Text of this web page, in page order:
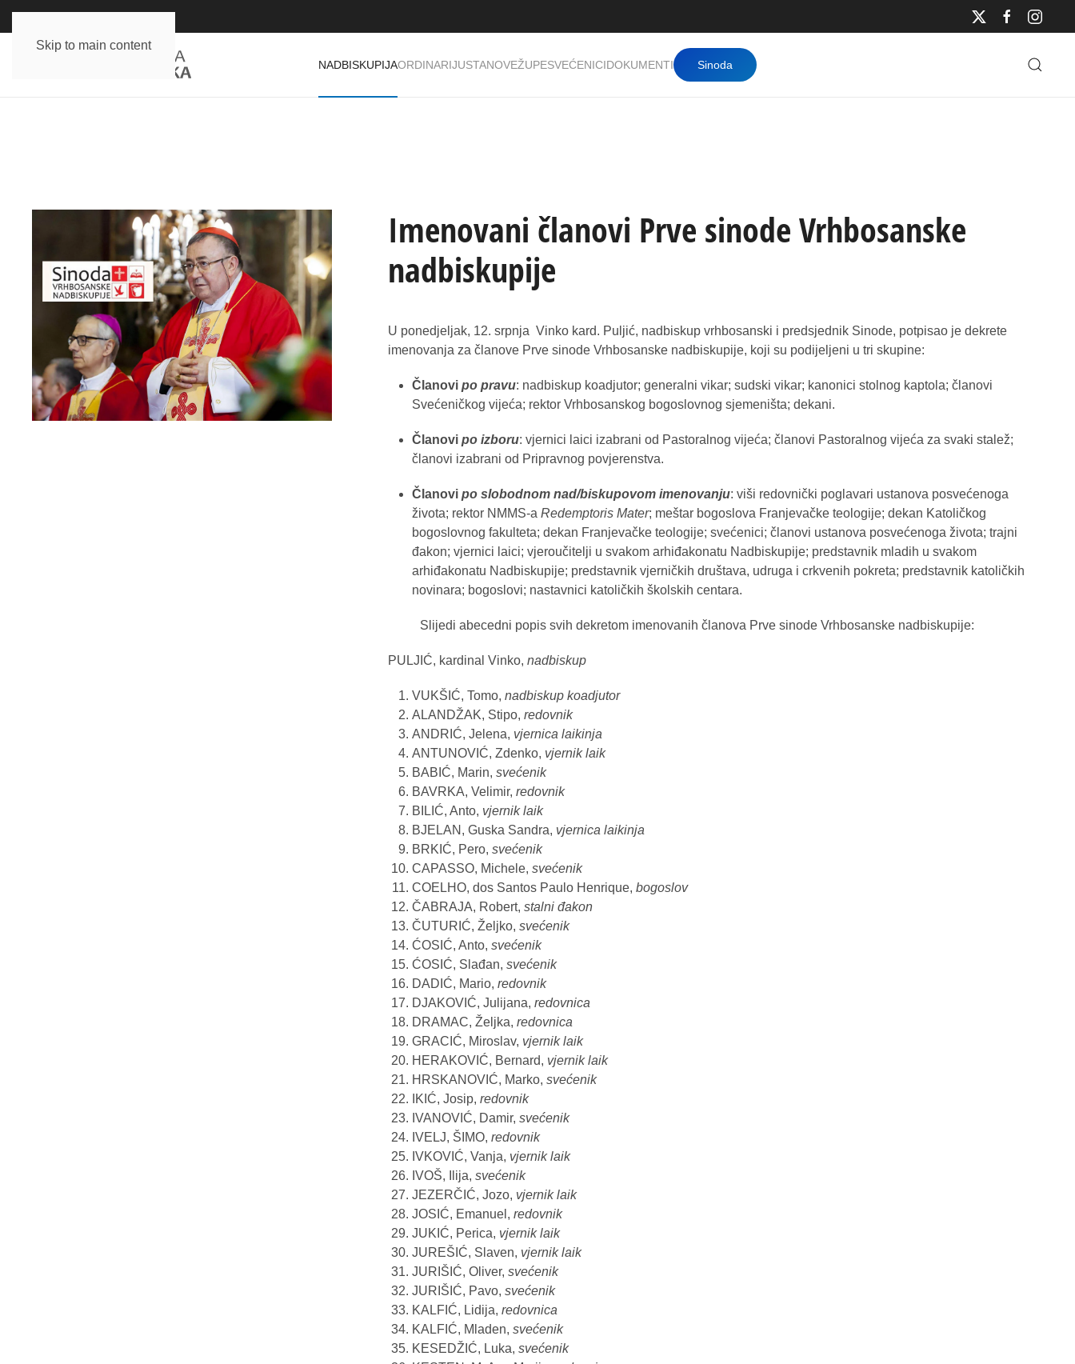
Skip to main content
NADBISKUPIJAORDINARIJUSTANOVEŽUPESVEĆENICIDOKUMENTI Sinoda
Imenovani članovi Prve sinode Vrhbosanske
nadbiskupije
U ponedjeljak, 12. srpnja Vinko kard. Puljić, nadbiskup vrhbosanski i predsjednik Sinode, potpisao je dekrete
imenovanja za članove Prve sinode Vrhbosanske nadbiskupije, koji su podijeljeni u tri skupine:
Članovi po pravu: nadbiskup koadjutor; generalni vikar; sudski vikar; kanonici stolnog kaptola; članovi
Svećeničkog vijeća; rektor Vrhbosanskog bogoslovnog sjemeništa; dekani.
Članovi po izboru: vjernici laici izabrani od Pastoralnog vijeća; članovi Pastoralnog vijeća za svaki stalež;
članovi izabrani od Pripravnog povjerenstva.
Članovi po slobodnom nad/biskupovom imenovanju: viši redovnički poglavari ustanova posvećenoga
života; rektor NMMS-a Redemptoris Mater; meštar bogoslova Franjevačke teologije; dekan Katoličkog
bogoslovnog fakulteta; dekan Franjevačke teologije; svećenici; članovi ustanova posvećenoga života; trajni
đakon; vjernici laici; vjeroučitelji u svakom arhiđakonatu Nadbiskupije; predstavnik mladih u svakom
arhiđakonatu Nadbiskupije; predstavnik vjerničkih društava, udruga i crkvenih pokreta; predstavnik katoličkih
novinara; bogoslovi; nastavnici katoličkih školskih centara.
Slijedi abecedni popis svih dekretom imenovanih članova Prve sinode Vrhbosanske nadbiskupije:
PULJIĆ, kardinal Vinko, nadbiskup
VUKŠIĆ, Tomo, nadbiskup koadjutor
ALANDŽAK, Stipo, redovnik
ANDRIĆ, Jelena, vjernica laikinja
ANTUNOVIĆ, Zdenko, vjernik laik
BABIĆ, Marin, svećenik
BAVRKA, Velimir, redovnik
BILIĆ, Anto, vjernik laik
BJELAN, Guska Sandra, vjernica laikinja
BRKIĆ, Pero, svećenik
CAPASSO, Michele, svećenik
COELHO, dos Santos Paulo Henrique, bogoslov
ČABRAJA, Robert, stalni đakon
ČUTURIĆ, Željko, svećenik
ĆOSIĆ, Anto, svećenik
ĆOSIĆ, Slađan, svećenik
DADIĆ, Mario, redovnik
DJAKOVIĆ, Julijana, redovnica
DRAMAC, Željka, redovnica
GRACIĆ, Miroslav, vjernik laik
HERAKOVIĆ, Bernard, vjernik laik
HRSKANOVIĆ, Marko, svećenik
IKIĆ, Josip, redovnik
IVANOVIĆ, Damir, svećenik
IVELJ, ŠIMO, redovnik
IVKOVIĆ, Vanja, vjernik laik
IVOŠ, Ilija, svećenik
JEZERČIĆ, Jozo, vjernik laik
JOSIĆ, Emanuel, redovnik
JUKIĆ, Perica, vjernik laik
JUREŠIĆ, Slaven, vjernik laik
JURIŠIĆ, Oliver, svećenik
JURIŠIĆ, Pavo, svećenik
KALFIĆ, Lidija, redovnica
KALFIĆ, Mladen, svećenik
KESEDŽIĆ, Luka, svećenik